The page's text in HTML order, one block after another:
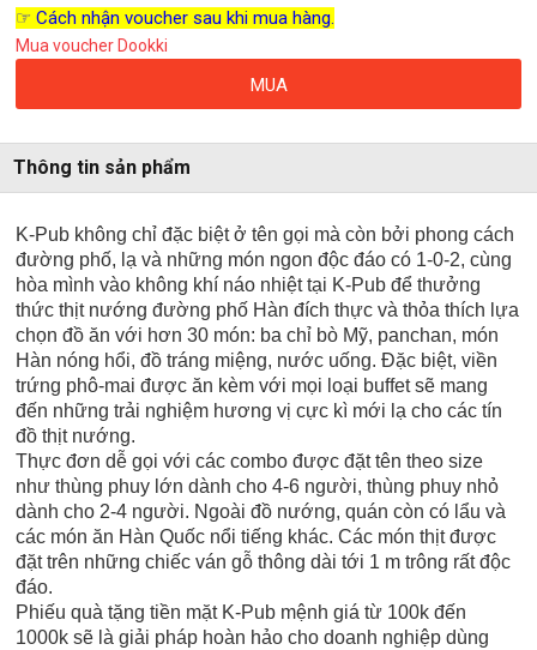
☞ Cách nhận voucher sau khi mua hàng.
Mua voucher Dookki
MUA
Thông tin sản phẩm
K-Pub không chỉ đặc biệt ở tên gọi mà còn bởi phong cách
đường phố, lạ và những món ngon độc đáo có 1-0-2, cùng
hòa mình vào không khí náo nhiệt tại K-Pub để thưởng
thức thịt nướng đường phố Hàn đích thực và thỏa thích lựa
chọn đồ ăn với hơn 30 món: ba chỉ bò Mỹ, panchan, món
Hàn nóng hổi, đồ tráng miệng, nước uống. Đặc biệt, viền
trứng phô-mai được ăn kèm với mọi loại buffet sẽ mang
đến những trải nghiệm hương vị cực kì mới lạ cho các tín
đồ thịt nướng.
Thực đơn dễ gọi với các combo được đặt tên theo size
như thùng phuy lớn dành cho 4-6 người, thùng phuy nhỏ
dành cho 2-4 người. Ngoài đồ nướng, quán còn có lẩu và
các món ăn Hàn Quốc nổi tiếng khác. Các món thịt được
đặt trên những chiếc ván gỗ thông dài tới 1 m trông rất độc
đáo.
Phiếu quà tặng tiền mặt K-Pub mệnh giá từ 100k đến
1000k sẽ là giải pháp hoàn hảo cho doanh nghiệp dùng